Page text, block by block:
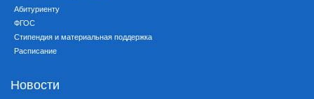
Абитуриенту
ФГОС
Стипендия и материальная поддержка
Расписание
Новости